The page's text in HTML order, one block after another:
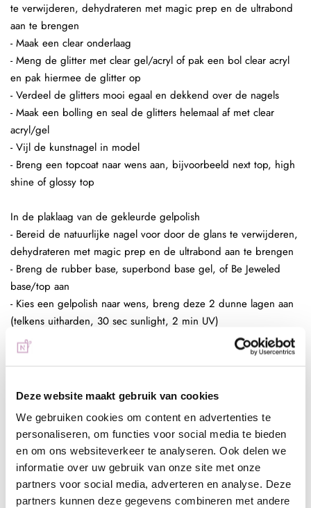
Deze website maakt gebruik van cookies
We gebruiken cookies om content en advertenties te
personaliseren, om functies voor social media te bieden
en om ons websiteverkeer te analyseren. Ook delen we
informatie over uw gebruik van onze site met onze
partners voor social media, adverteren en analyse. Deze
partners kunnen deze gegevens combineren met andere
te verwijderen, dehydrateren met magic prep en de ultrabond
aan te brengen
- Maak een clear onderlaag
- Meng de glitter met clear gel/acryl of pak een bol clear acryl
en pak hiermee de glitter op
- Verdeel de glitters mooi egaal en dekkend over de nagels
- Maak een bolling en seal de glitters helemaal af met clear
acryl/gel
- Vijl de kunstnagel in model
- Breng een topcoat naar wens aan, bijvoorbeeld next top, high
shine of glossy top
In de plaklaag van de gekleurde gelpolish
- Bereid de natuurlijke nagel voor door de glans te verwijderen,
dehydrateren met magic prep en de ultrabond aan te brengen
- Breng de rubber base, superbond base gel, of Be Jeweled
base/top aan
- Kies een gelpolish naar wens, breng deze 2 dunne lagen aan
(telkens uitharden, 30 sec sunlight, 2 min UV)
- Pak met de fluf of met de fine liner een kleine hoeveelheid
glitters op en poets deze in de plaklaag van de gelpolish.
- Aflakken met topcoat (voor de natuurlijke nagels Be Jeweled
top)
In de plaklaag van de clear gelpolish (voor een optimaal
kleurbehoud van de glitter)